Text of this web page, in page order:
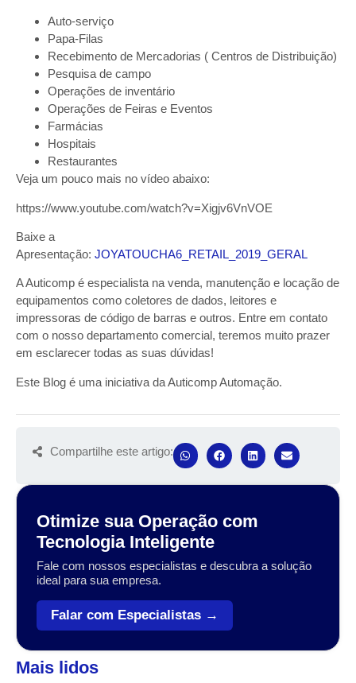
Auto-serviço
Papa-Filas
Recebimento de Mercadorias ( Centros de Distribuição)
Pesquisa de campo
Operações de inventário
Operações de Feiras e Eventos
Farmácias
Hospitais
Restaurantes
Veja um pouco mais no vídeo abaixo:
https://www.youtube.com/watch?v=Xigjv6VnVOE
Baixe a
Apresentação: JOYATOUCHA6_RETAIL_2019_GERAL
A Auticomp é especialista na venda, manutenção e locação de
equipamentos como coletores de dados, leitores e
impressoras de código de barras e outros. Entre em contato
com o nosso departamento comercial, teremos muito prazer
em esclarecer todas as suas dúvidas!
Este Blog é uma iniciativa da Auticomp Automação.
Compartilhe este artigo:
Otimize sua Operação com
Tecnologia Inteligente
Fale com nossos especialistas e descubra a solução
ideal para sua empresa.
Falar com Especialistas →
Mais lidos